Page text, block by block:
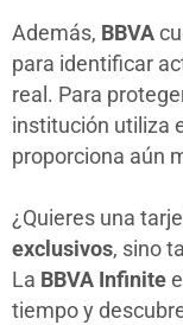
Además, BBVA
para identificar
real. Para
institución utiliza
proporciona aún
¿Quieres una
exclusivos, sino
La BBVA Infinite
tiempo y